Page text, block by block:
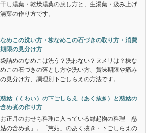
干し湯葉・乾燥湯葉の戻し方と、生湯葉・汲み上げ
湯葉の作り方です。
なめこの洗い方・株なめこの石づきの取り方・消費
期限の見分け方
袋詰めのなめこは洗う？洗わない？ヌメリは？株な
めこの石づきの落とし方や洗い方、賞味期限や痛み
の見分け方、調理別下ごしらえの方法です。
慈姑（くわい）の下ごしらえ（あく抜き）と慈姑の
含め煮の作り方
お正月のおせち料理に入っている縁起物の料理「慈
姑の含め煮」。「慈姑」のあく抜き・下ごしらえの